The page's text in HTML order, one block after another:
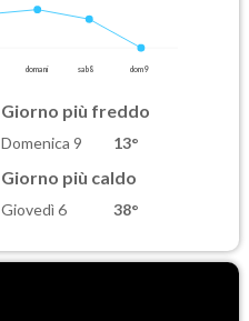
domani sab 8 dom 9
Giorno più freddo
Domenica 9 13°
Giorno più caldo
Giovedì 6 38°